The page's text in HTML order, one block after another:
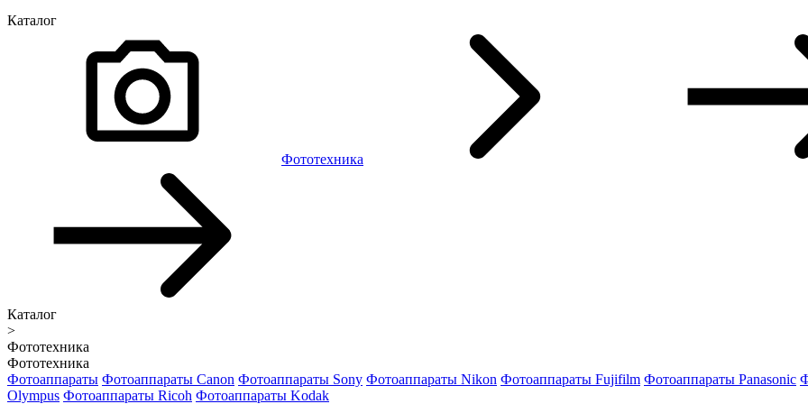
Каталог
Фототехника
Каталог
>
Фототехника
Фототехника
Фотоаппараты Фотоаппараты Canon Фотоаппараты Sony Фотоаппараты Nikon Фотоаппараты Fujifilm Фотоаппараты Panasonic
Olympus Фотоаппараты Ricoh Фотоаппараты Kodak